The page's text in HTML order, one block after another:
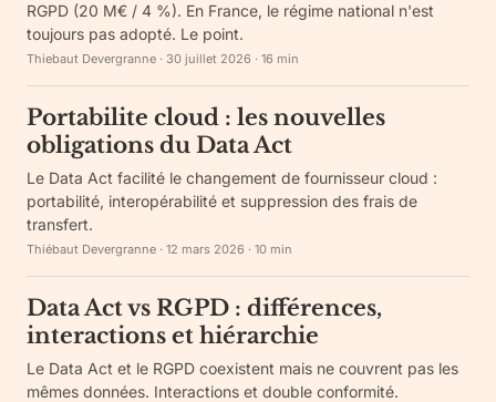
RGPD (20 M€ / 4 %). En France, le régime national n'est
toujours pas adopté. Le point.
Thiebaut Devergranne · 30 juillet 2026 · 16 min
Portabilite cloud : les nouvelles
obligations du Data Act
Le Data Act facilité le changement de fournisseur cloud :
portabilité, interopérabilité et suppression des frais de
transfert.
Thiébaut Devergranne · 12 mars 2026 · 10 min
Data Act vs RGPD : différences,
interactions et hiérarchie
Le Data Act et le RGPD coexistent mais ne couvrent pas les
mêmes données. Interactions et double conformité.